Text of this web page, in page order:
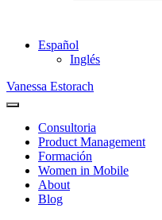
Español
Inglés
Vanessa Estorach
Consultoria
Product Management
Formación
Women in Mobile
About
Blog